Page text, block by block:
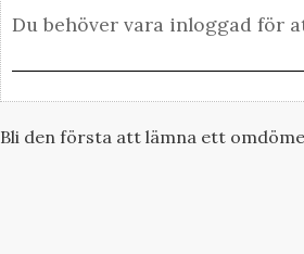
Bli den första att lämna ett